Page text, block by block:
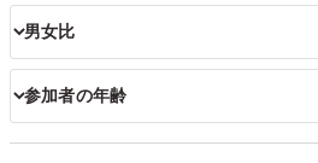
男女比
参加者の年齢